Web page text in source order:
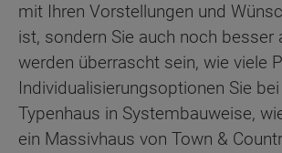
mit Ihren Vorstellungen und
ist, sondern Sie auch noch besser
werden überrascht sein, wie viele
Individualisierungsoptionen Sie
Typenhaus in Systembauweise,
ein Massivhaus von Town &